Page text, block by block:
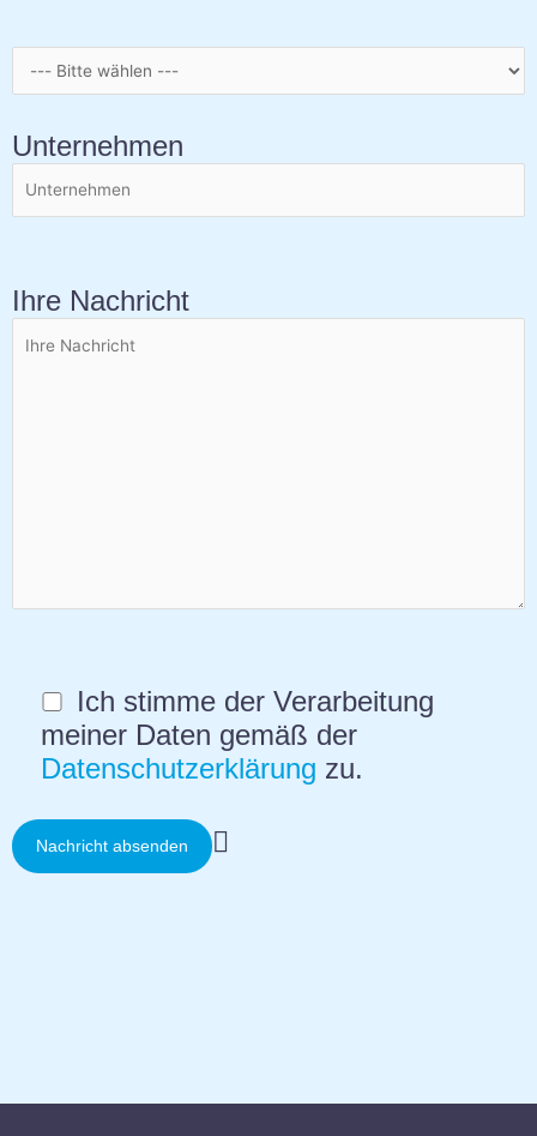
Unternehmen
Ihre Nachricht
Ich stimme der Verarbeitung
meiner Daten gemäß der
Datenschutzerklärung zu.